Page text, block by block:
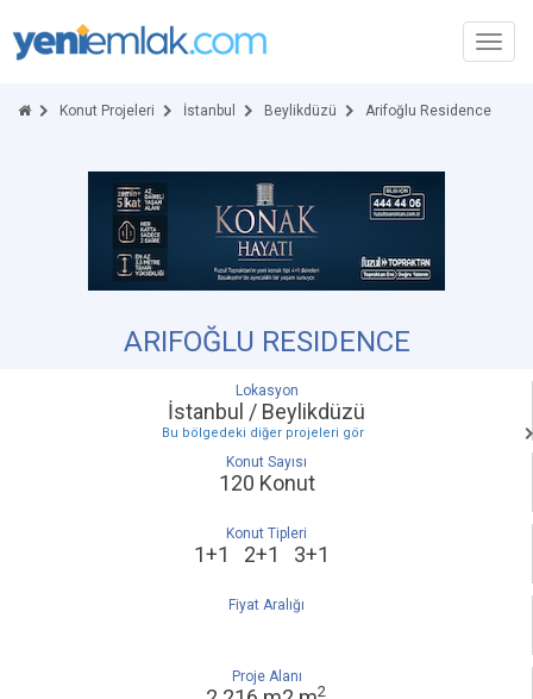
Konut Projeleri İstanbul Beylikdüzü Arifoğlu Residence
ARIFOĞLU RESIDENCE
Lokasyon
İstanbul / Beylikdüzü
Bu bölgedeki diğer projeleri gör
Konut Sayısı
120 Konut
Konut Tipleri
1+1 2+1 3+1
Fiyat Aralığı
Proje Alanı
2